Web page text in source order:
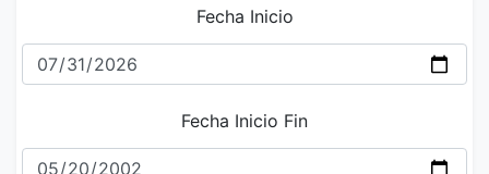
Fecha Inicio
Fecha Inicio Fin